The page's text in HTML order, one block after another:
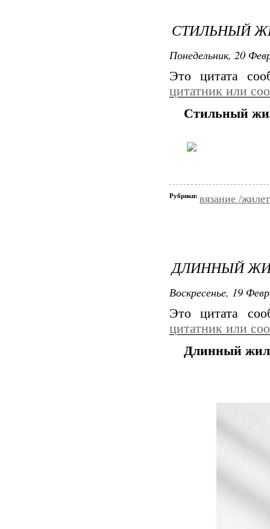
СТИЛЬНЫЙ
Понедельник, 20
Это цитата
цитатник или
Стильный
Рубрики: вязание /
ДЛИННЫЙ
Воскресенье, 19
Это цитата
цитатник или
Длинный